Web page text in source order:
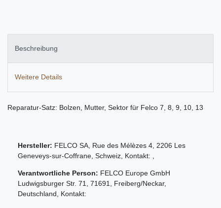
Beschreibung
Weitere Details
Reparatur-Satz: Bolzen, Mutter, Sektor für Felco 7, 8, 9, 10, 13
Hersteller: FELCO SA Rue des Mélèzes 4 2206 Les
Geneveys-sur-Coffrane Schweiz , Kontakt:
Verantwortliche Person: FELCO Europe GmbH
Ludwigsburger Str. 71 71691 Freiberg/Neckar,
Deutschland , Kontakt: